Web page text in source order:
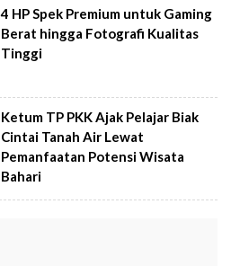
4 HP Spek Premium untuk Gaming
Berat hingga Fotografi Kualitas
Tinggi
Ketum TP PKK Ajak Pelajar Biak
Cintai Tanah Air Lewat
Pemanfaatan Potensi Wisata
Bahari